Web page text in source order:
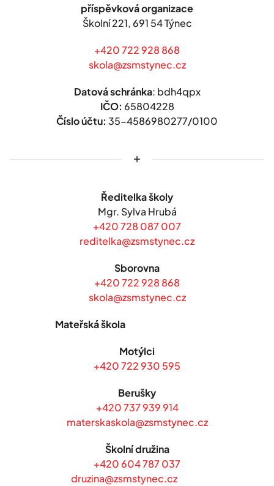
příspěvková organizace
Školní 221, 691 54 Týnec
+420 722 928 868
skola@zsmstynec.cz
Datová schránka: bdh4qpx
IČO: 65804228
Číslo účtu: 35-4586980277/0100
Ředitelka školy
Mgr. Sylva Hrubá
+420 728 087 007
reditelka@zsmstynec.cz
Sborovna
+420 722 928 868
skola@zsmstynec.cz
Mateřská škola
Motýlci
+420 722 930 595
Berušky
+420 737 939 914
materskaskola@zsmstynec.cz
Školní družina
+420 604 787 037
druzina@zsmstynec.cz